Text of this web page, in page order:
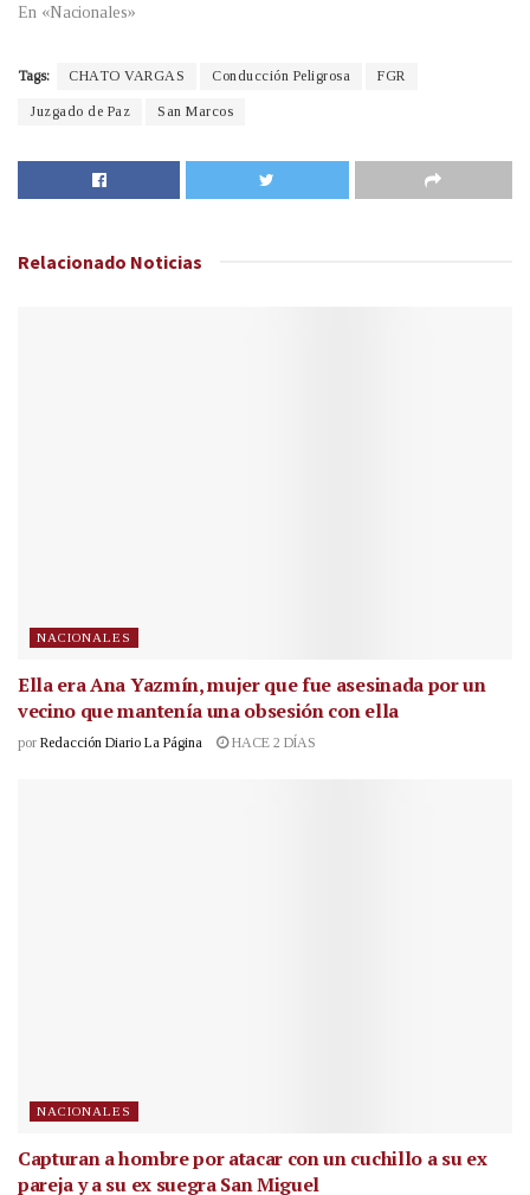
En «Nacionales»
Tags: CHATO VARGAS Conducción Peligrosa FGR
Juzgado de Paz San Marcos
Relacionado Noticias
NACIONALES
Ella era Ana Yazmín, mujer que fue asesinada por un
vecino que mantenía una obsesión con ella
por Redacción Diario La Página HACE 2 DÍAS
NACIONALES
Capturan a hombre por atacar con un cuchillo a su ex
pareja y a su ex suegra San Miguel